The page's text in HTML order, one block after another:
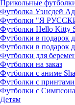
Прикольные
Футболка Уэнсдей
Футболки "Я
Футболки Hello Kitty
Футболки в подарок
Футболки в подарок
Футболки для
Футболки на заказ
Футболки с аниме
Футболки с
Футболки с
Детям